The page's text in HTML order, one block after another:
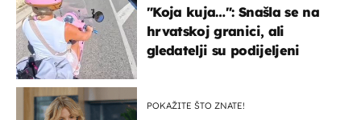
"Koja kuja…": Snašla se na
hrvatskoj granici, ali
gledatelji su podijeljeni
POKAŽITE ŠTO ZNATE!